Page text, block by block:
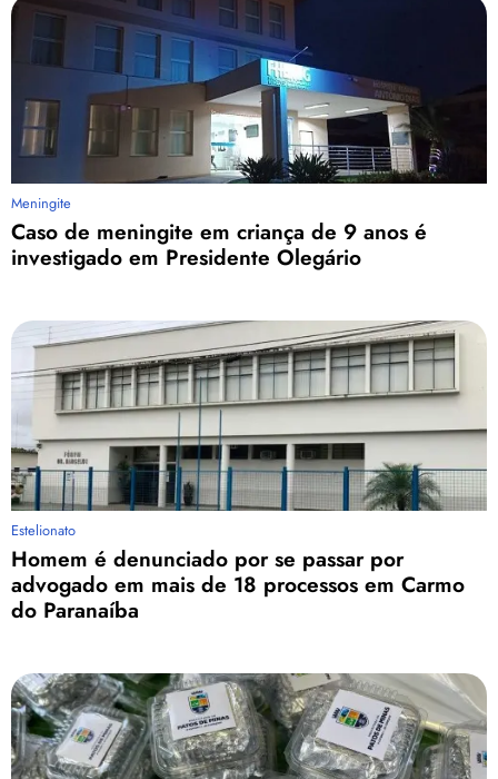
Meningite
Caso de meningite em criança de 9 anos é
investigado em Presidente Olegário
Estelionato
Homem é denunciado por se passar por
advogado em mais de 18 processos em Carmo
do Paranaíba